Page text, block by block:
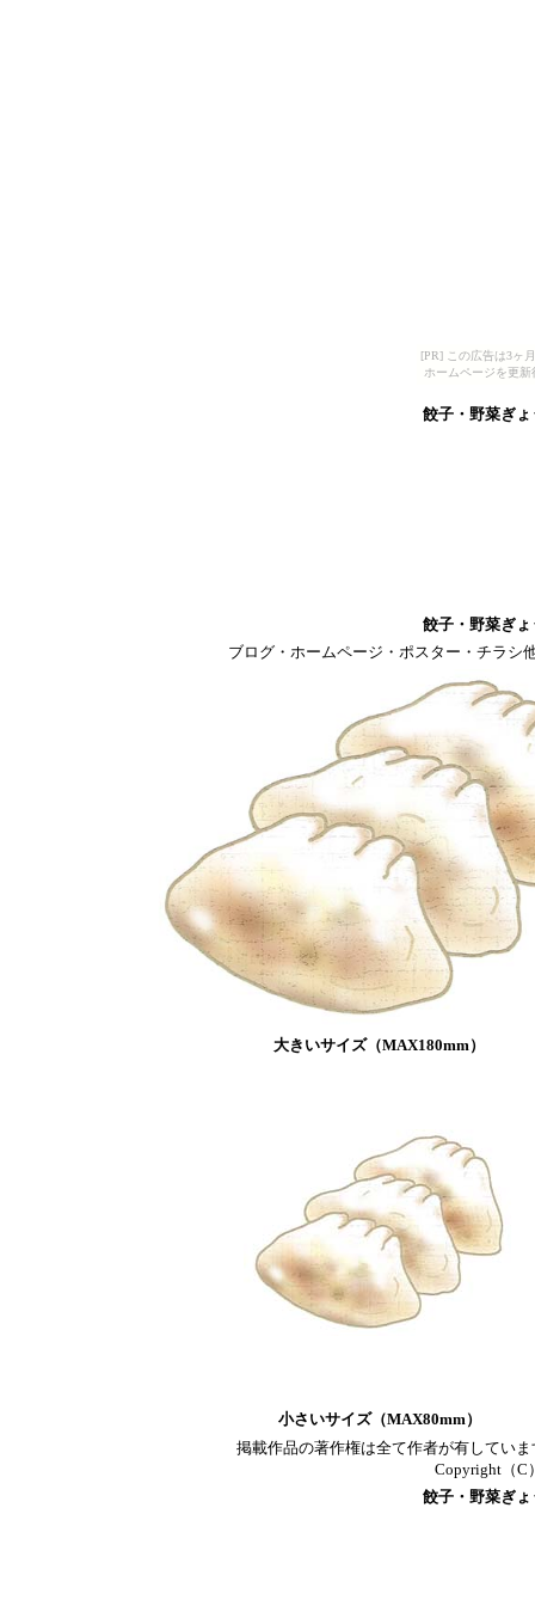
[PR] この広告は3ヶ
ホームページを更
餃子・野菜ぎ
餃子・野菜ぎ
ブログ・ホームページ・ポスター・チラシ
大きいサイズ（MAX180mm）
小さいサイズ（MAX80mm）
掲載作品の著作権は全て作者が有してい
Copyright（C
餃子・野菜ぎ